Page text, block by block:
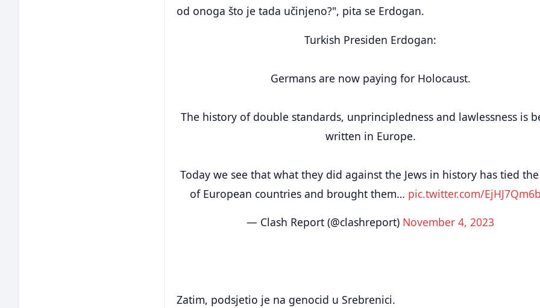
od onoga što je tada učinjeno?", pita se Erdogan.
Turkish Presiden Erdogan:
Germans are now paying for Holocaust.
The history of double standards, unprincipledness and lawlessness is
written in Europe.
Today we see that what they did against the Jews in history has tied
of European countries and brought them… pic.twitter.com/
— Clash Report (@clashreport) November 4, 2023
Zatim, podsjetio je na genocid u Srebrenici.